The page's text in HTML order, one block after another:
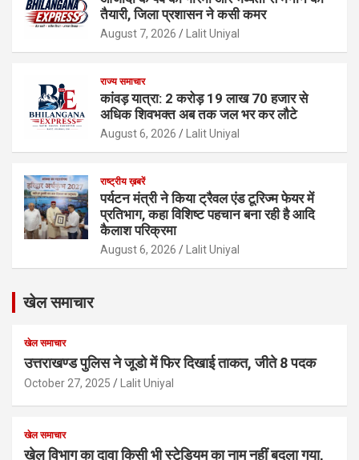
तैयारी, जिला प्रशासन ने कसी कमर
August 7, 2026 Lalit Uniyal
राज्य समाचार
कांवड़ यात्रा: 2 करोड़ 19 लाख 70 हजार से
अधिक शिवभक्त अब तक जल भर कर लौटे
August 6, 2026 Lalit Uniyal
राष्ट्रीय ख़बरें
पर्यटन मंत्री ने किया ट्रैवल एंड टूरिज्म फेयर में
प्रतिभाग, कहा विशिष्ट पहचान बना रही है आदि
कैलाश परिक्रमा
August 6, 2026 Lalit Uniyal
खेल समाचार
खेल समाचार
उत्तराखण्ड पुलिस ने जूडो में फिर दिखाई ताकत, जीते 8 पदक
October 27, 2025 Lalit Uniyal
खेल समाचार
खेल विभाग का दावा किसी भी स्टेडियम का नाम नहीं बदला गया,